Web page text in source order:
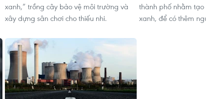
xanh,” trồng cây bảo vệ môi trường và
xây dựng sân chơi cho thiếu nhi.
thành phố nhằm
xanh, để có thêm